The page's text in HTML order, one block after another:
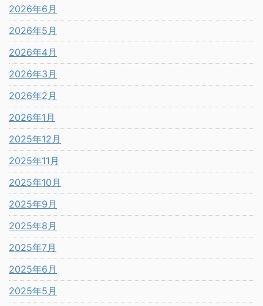
2026年6月
2026年5月
2026年4月
2026年3月
2026年2月
2026年1月
2025年12月
2025年11月
2025年10月
2025年9月
2025年8月
2025年7月
2025年6月
2025年5月